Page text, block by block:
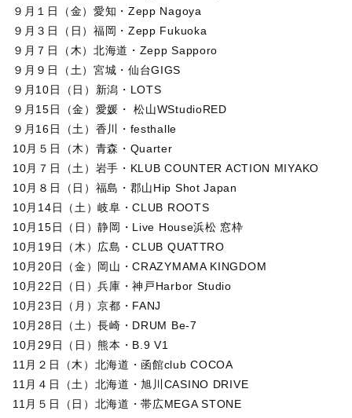
９月１日（金）愛知・Zepp Nagoya
９月３日（日）福岡・Zepp Fukuoka
９月７日（木）北海道・Zepp Sapporo
９月９日（土）宮城・仙台GIGS
９月10日（日）新潟・LOTS
９月15日（金）愛媛・ 松山WStudioRED
９月16日（土）香川・festhalle
10月５日（木）青森・Quarter
10月７日（土）岩手・KLUB COUNTER ACTION MIYAKO
10月８日（日）福島・郡山Hip Shot Japan
10月14日（土）岐阜・CLUB ROOTS
10月15日（日）静岡・Live House浜松 窓枠
10月19日（木）広島・CLUB QUATTRO
10月20日（金）岡山・CRAZYMAMA KINGDOM
10月22日（日）兵庫・神戸Harbor Studio
10月23日（月）京都・FANJ
10月28日（土）長崎・DRUM Be-7
10月29日（日）熊本・B.9 V1
11月２日（木）北海道・函館club COCOA
11月４日（土）北海道・旭川CASINO DRIVE
11月５日（日）北海道・帯広MEGA STONE